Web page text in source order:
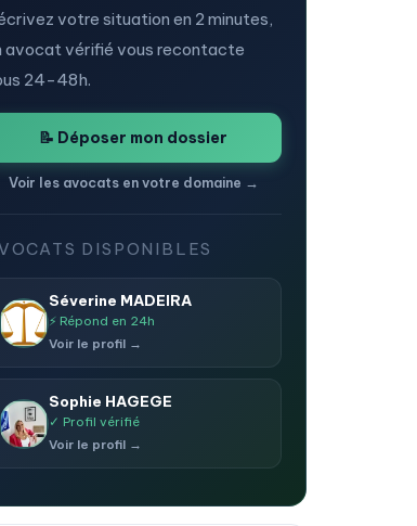
votre situation en 2 minutes,
avocat vérifié vous recontacte
24-48h.
📝 Déposer mon dossier
Voir les avocats en votre domaine →
DISPONIBLES
Séverine MADEIRA
⚡ Répond en 24h
Voir le profil →
Sophie HAGEGE
✓ Profil vérifié
Voir le profil →